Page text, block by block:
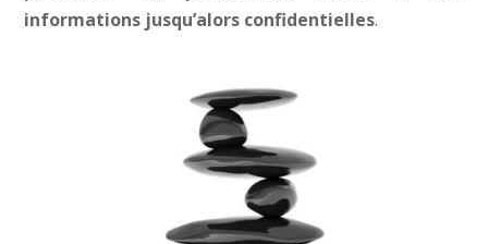
informations jusqu’alors confidentielles.